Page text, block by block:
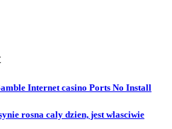
Internet casino Ports No Install
rosna caly dzien, jest wlasciwie